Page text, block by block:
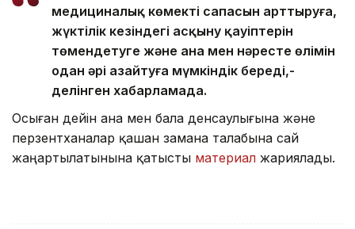
медициналық көмектің сапасын арттыруға,
жүктілік кезіндегі асқыну қауіптерін
төмендетуге және ана мен нәресте өлімін
одан әрі азайтуға мүмкіндік береді,-
делінген хабарламада.
Осыған дейін ана мен бала денсаулығына және
перзентханалар қашан замана талабына сай
жаңартылатынына қатысты материал жариялады.